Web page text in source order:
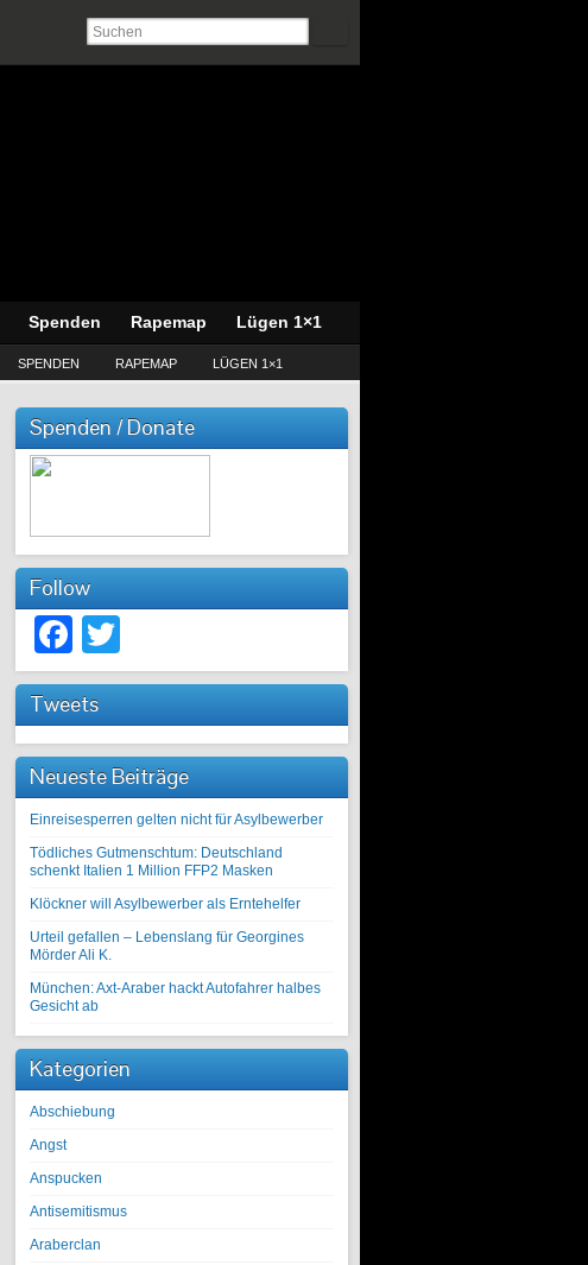
Spenden Rapemap Lügen 1×1
SPENDEN RAPEMAP LÜGEN 1×1
Spenden / Donate
Follow
Facebook
Tweets
Neueste Beiträge
Einreisesperren gelten nicht für Asylbewerber
Tödliches Gutmenschtum: Deutschland
schenkt Italien 1 Million FFP2 Masken
Klöckner will Asylbewerber als Erntehelfer
Urteil gefallen – Lebenslang für Georgines
Mörder Ali K.
München: Axt-Araber hackt Autofahrer halbes
Gesicht ab
Kategorien
Abschiebung
Angst
Anspucken
Antisemitismus
Araberclan